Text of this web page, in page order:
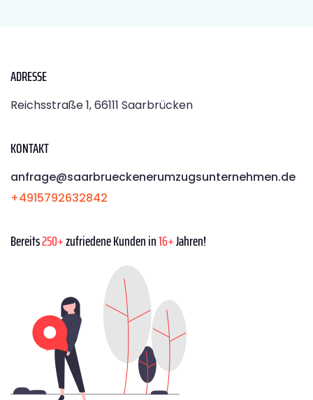
ADRESSE
Reichsstraße 1, 66111 Saarbrücken
KONTAKT
anfrage@saarbrueckenerumzugsunternehmen.de
+4915792632842
Bereits250+zufriedene Kunden in16+Jahren!